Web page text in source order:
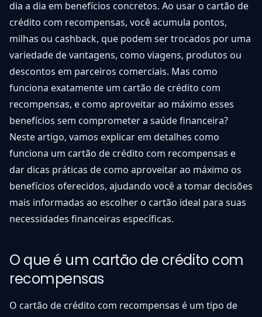
dia a dia em benefícios concretos. Ao usar o cartão de
crédito com recompensas, você acumula pontos,
milhas ou cashback, que podem ser trocados por uma
variedade de vantagens, como viagens, produtos ou
descontos em parceiros comerciais. Mas como
funciona exatamente um cartão de crédito com
recompensas, e como aproveitar ao máximo esses
benefícios sem comprometer a saúde financeira?
Neste artigo, vamos explicar em detalhes como
funciona um cartão de crédito com recompensas e
dar dicas práticas de como aproveitar ao máximo os
benefícios oferecidos, ajudando você a tomar decisões
mais informadas ao escolher o cartão ideal para suas
necessidades financeiras específicas.
O que é um cartão de crédito com
recompensas
O cartão de crédito com recompensas é um tipo de